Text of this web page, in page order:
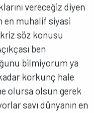
vereceğiz diyen
en muhalif siyasi
söz konusu
ben
bilmiyorum ya
korkunç hale
olursa olsun gerek
savı dünyanın en